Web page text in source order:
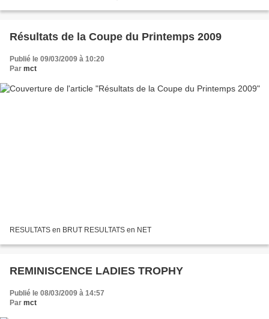
Résultats de la Coupe du Printemps 2009
Publié le 09/03/2009 à 10:20
Par mct
RESULTATS en BRUT RESULTATS en NET
REMINISCENCE LADIES TROPHY
Publié le 08/03/2009 à 14:57
Par mct